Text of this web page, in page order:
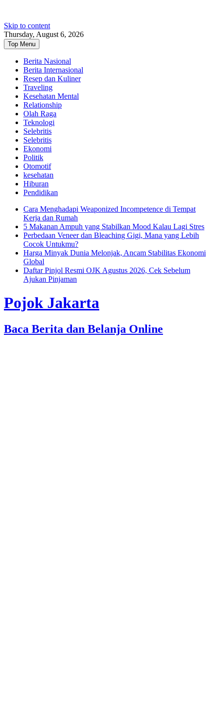
Skip to content
Thursday, August 6, 2026
Top Menu
Berita Nasional
Berita Internasional
Resep dan Kuliner
Traveling
Kesehatan Mental
Relationship
Olah Raga
Teknologi
Selebritis
Selebritis
Ekonomi
Politik
Otomotif
kesehatan
Hiburan
Pendidikan
Cara Menghadapi Weaponized Incompetence di Tempat
Kerja dan Rumah
5 Makanan Ampuh yang Stabilkan Mood Kalau Lagi Stres
Perbedaan Veneer dan Bleaching Gigi, Mana yang Lebih
Cocok Untukmu?
Harga Minyak Dunia Melonjak, Ancam Stabilitas Ekonomi
Global
Daftar Pinjol Resmi OJK Agustus 2026, Cek Sebelum
Ajukan Pinjaman
Pojok Jakarta
Baca Berita dan Belanja Online